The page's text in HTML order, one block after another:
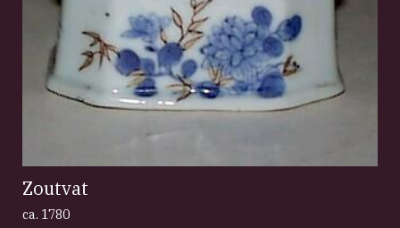
Zoutvat
ca. 1780